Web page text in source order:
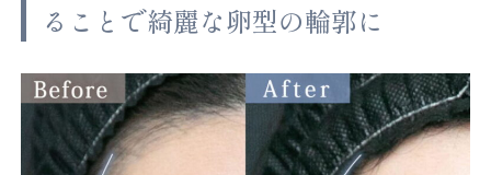
ることで綺麗な卵型の輪郭に